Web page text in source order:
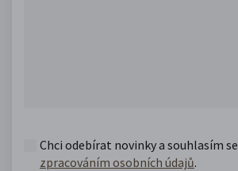
Chci odebírat novinky a souhlasím se
zpracováním osobních údajů.